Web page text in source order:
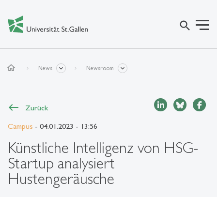
search
home News Newsroom
Zurück
Campus - 04.01.2023 - 13:56
Künstliche Intelligenz von HSG-
Startup analysiert
Hustengeräusche